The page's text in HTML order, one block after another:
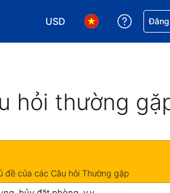
USD
Chọn loại tiền tệ của bạn.
Chọn ngôn ngữ
Nhận
hỏi thường
đề của các Câu hỏi Thường gặp